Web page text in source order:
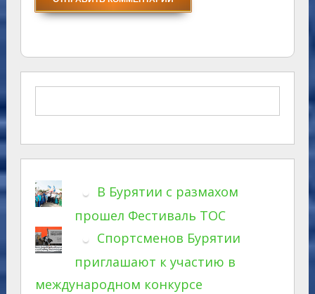
В Бурятии с размахом
прошел Фестиваль ТОС
Спортсменов Бурятии
приглашают к участию в
международном конкурсе